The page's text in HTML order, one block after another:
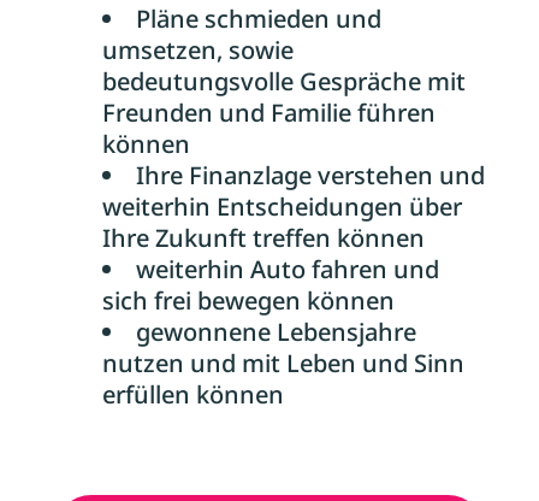
Pläne schmieden und
umsetzen, sowie
bedeutungsvolle Gespräche mit
Freunden und Familie führen
können
Ihre Finanzlage verstehen und
weiterhin Entscheidungen über
Ihre Zukunft treffen können
weiterhin Auto fahren und
sich frei bewegen können
gewonnene Lebensjahre
nutzen und mit Leben und Sinn
erfüllen können